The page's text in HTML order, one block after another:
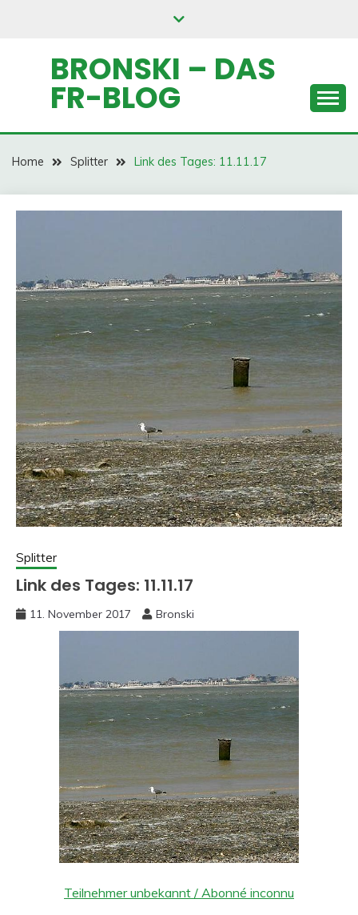
BRONSKI – DAS
FR-BLOG
Home Splitter Link des Tages: 11.11.17
Splitter
Link des Tages: 11.11.17
11. November 2017 Bronski
Teilnehmer unbekannt / Abonné inconnu